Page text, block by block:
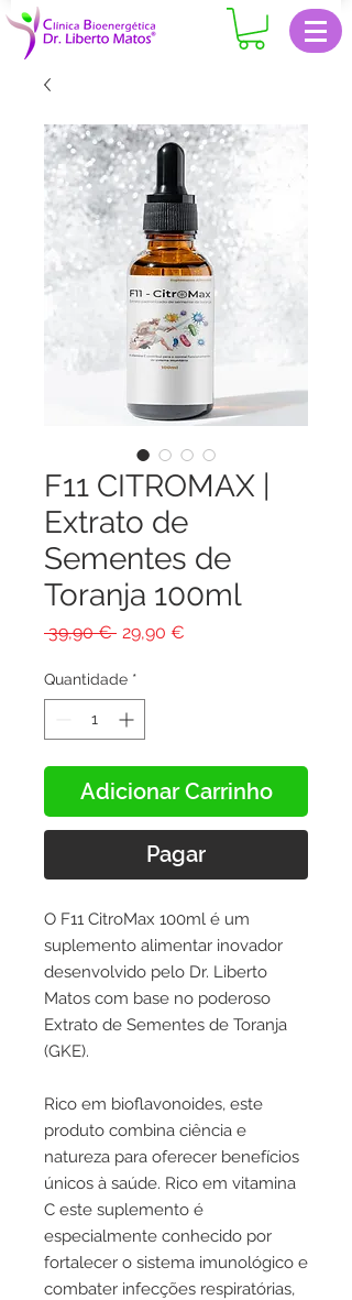
F11 CITROMAX |
Extrato de
Sementes de
Toranja 100ml
39,90 € Preço
29,90 €
Quantidade *
Adicionar Carrinho
Pagar
O F11 CitroMax 100ml é um
suplemento alimentar inovador
desenvolvido pelo Dr. Liberto
Matos com base no poderoso
Extrato de Sementes de Toranja
(GKE).
Rico em bioflavonoides, este
produto combina ciência e
natureza para oferecer benefícios
únicos à saúde. Rico em vitamina
C este suplemento é
especialmente conhecido por
fortalecer o sistema imunológico e
combater infecções respiratórias,